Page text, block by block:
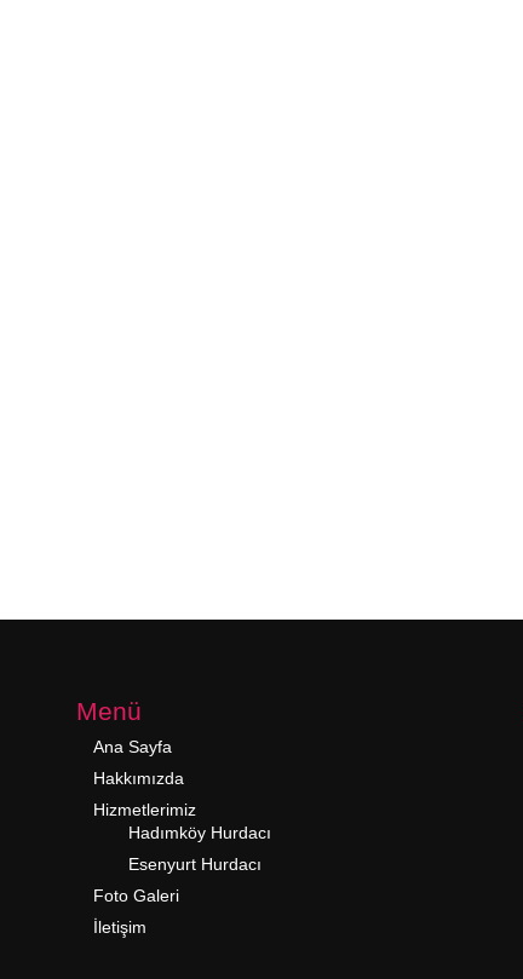
Menü
Ana Sayfa
Hakkımızda
Hizmetlerimiz
Hadımköy Hurdacı
Esenyurt Hurdacı
Foto Galeri
İletişim